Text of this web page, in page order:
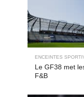
ENCEINTES
Le GF38 met
F&B